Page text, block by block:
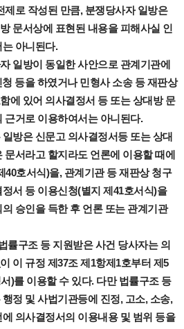
제로 작성된 만큼, 분쟁당사자 일방은
문서상에 표현된 내용을 피해사실 인
아니된다.
일방이 동일한 사안으로 관계기관에
등을 하였거나 민형사 소송 등 재판상
에 있어 의사결정서 등 또는 상대방 문
근거로 이용하여서는 아니된다.
방은 신문고 의사결정서등 또는 상대
서라고 할지라도 언론에 이용할 때에
40호서식)을, 관계기관 등 재판상 청구
서 등 이용신청(별지 제41호서식)을
승인을 득한 후 언론 또는 관계기관
률구조 등 지원받은 사건 당사자는 의
이 규정 제37조 제1항제1호부터 제5
)를 이용할 수 있다. 다만 법률구조 등
정 및 사법기관등에 진정, 고소, 소송,
의사결정서의 이용내용 및 범위 등을